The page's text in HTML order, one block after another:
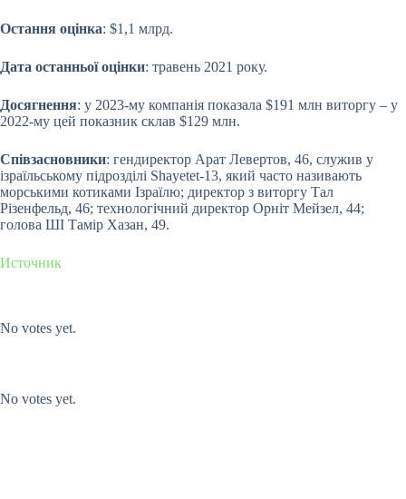
Остання оцінка: $1,1 млрд.
Дата останньої оцінки: травень 2021 року.
Досягнення: у 2023-му компанія показала $191 млн виторгу – у
2022-му цей показник склав $129 млн.
Співзасновники: гендиректор Арат Левертов, 46, служив у
ізраїльському підрозділі Shayetet-13, який часто називають
морськими котиками Ізраїлю; директор з виторгу Тал
Різенфельд, 46; технологічний директор Орніт Мейзел, 44;
голова ШІ Тамір Хазан, 49.
Источник
No votes yet.
No votes yet.